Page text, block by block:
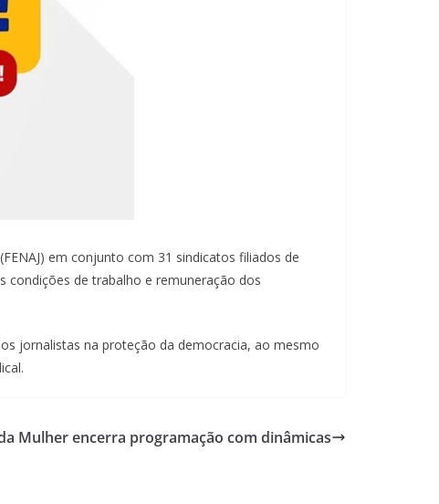
em conjunto com 31 sindicatos filiados de
condições de trabalho e remuneração dos
jornalistas na proteção da democracia, ao mesmo
Mulher encerra programação com dinâmicas